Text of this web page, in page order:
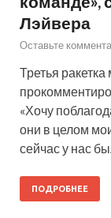
Лэйвера
Оставьте
Третья
«Хочу
они в целом
сейчас у нас
ПОДРОБНЕЕ